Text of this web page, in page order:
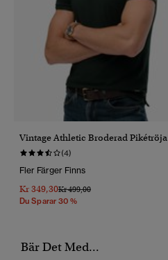
Vintage Athletic Broderad Pikétröja
(4)
Fler Färger Finns
Kr 349,30Pris Reducerat Från
Kr 499,00Till
Du Sparar 30 %
Bär Det Med...